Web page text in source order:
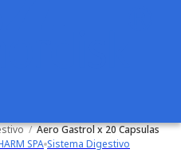
/ Aero Gastrol x 20 Capsulas
SPA Sistema Digestivo